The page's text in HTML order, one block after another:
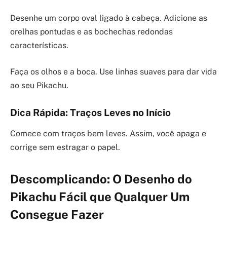
Desenhe um corpo oval ligado à cabeça. Adicione as
orelhas pontudas e as bochechas redondas
características.
Faça os olhos e a boca. Use linhas suaves para dar vida
ao seu Pikachu.
Dica Rápida: Traços Leves no Início
Comece com traços bem leves. Assim, você apaga e
corrige sem estragar o papel.
Descomplicando: O Desenho do
Pikachu Fácil que Qualquer Um
Consegue Fazer